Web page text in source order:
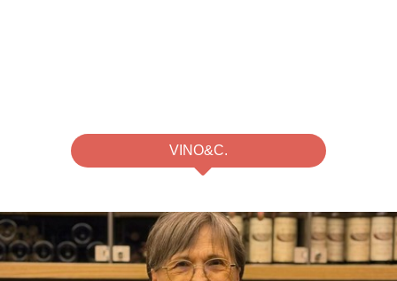
⁠VINO&C.